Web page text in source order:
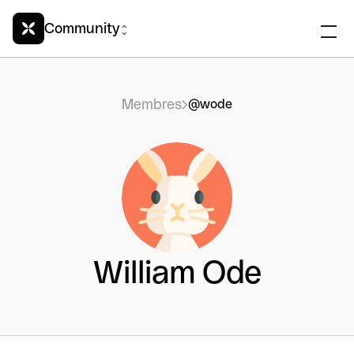
Community
Membres @wode
William Ode